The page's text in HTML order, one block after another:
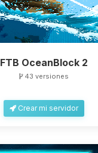
FTB OceanBlock 2
43 versiones
Crear mi servidor